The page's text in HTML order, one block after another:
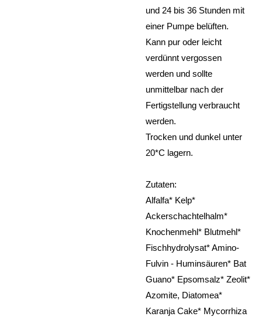
und 24 bis 36 Stunden mit
einer Pumpe belüften.
Kann pur oder leicht
verdünnt vergossen
werden und sollte
unmittelbar nach der
Fertigstellung verbraucht
werden.
Trocken und dunkel unter
20*C lagern.
Zutaten:
Alfalfa* Kelp*
Ackerschachtelhalm*
Knochenmehl* Blutmehl*
Fischhydrolysat* Amino-
Fulvin - Huminsäuren* Bat
Guano* Epsomsalz* Zeolit*
Azomite, Diatomea*
Karanja Cake* Mycorrhiza